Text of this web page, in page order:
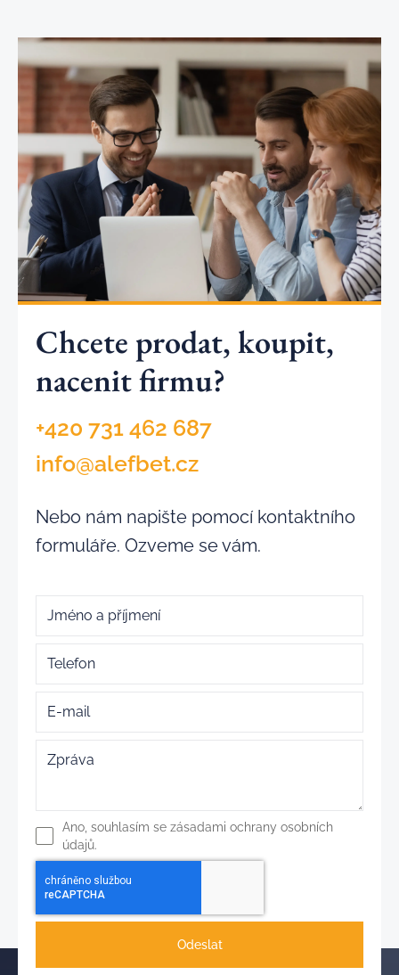
Chcete prodat, koupit,
nacenit firmu?
+420 731 462 687
info@alefbet.cz
Nebo nám napište pomocí kontaktního
formuláře. Ozveme se vám.
Ano, souhlasím se zásadami ochrany osobních
údajů.
Odeslat